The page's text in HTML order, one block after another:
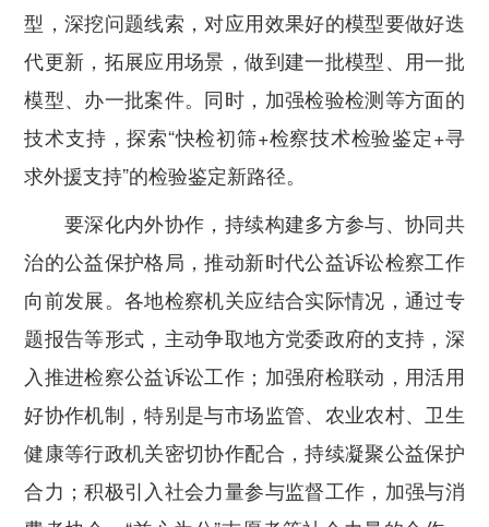
型，深挖问题线索，对应用效果好的模型要做好迭
代更新，拓展应用场景，做到建一批模型、用一批
模型、办一批案件。同时，加强检验检测等方面的
技术支持，探索“快检初筛+检察技术检验鉴定+寻
求外援支持”的检验鉴定新路径。
要深化内外协作，持续构建多方参与、协同共
治的公益保护格局，推动新时代公益诉讼检察工作
向前发展。各地检察机关应结合实际情况，通过专
题报告等形式，主动争取地方党委政府的支持，深
入推进检察公益诉讼工作；加强府检联动，用活用
好协作机制，特别是与市场监管、农业农村、卫生
健康等行政机关密切协作配合，持续凝聚公益保护
合力；积极引入社会力量参与监督工作，加强与消